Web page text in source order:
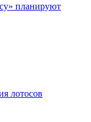
планируют
лотосов